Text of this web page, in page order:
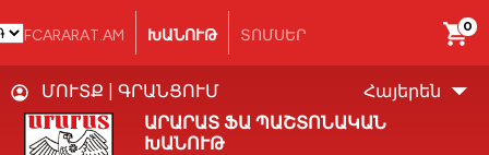
FCARARAT.AM ԽԱՆՈՒԹ ՏՈՄՍԵՐ
ՄՈՒՏՔ
ԳՐԱՆՑՈՒՄ
ԱՐԱՐԱՏ ՖԱ ՊԱՇՏՈՆԱԿԱՆ
ԽԱՆՈՒԹ
Հայերեն
0